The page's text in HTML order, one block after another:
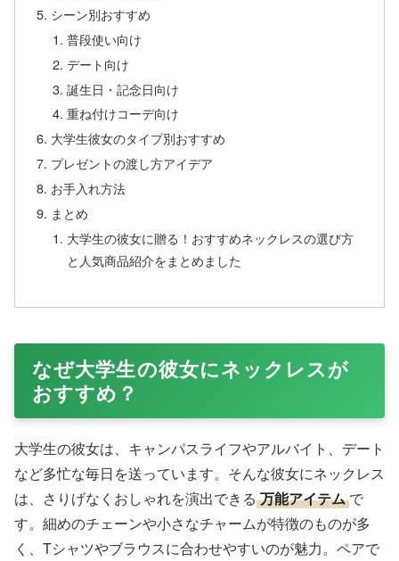
シーン別おすすめ
普段使い向け
デート向け
誕生日・記念日向け
重ね付けコーデ向け
大学生彼女のタイプ別おすすめ
プレゼントの渡し方アイデア
お手入れ方法
まとめ
大学生の彼女に贈る！おすすめネックレスの選び方
と人気商品紹介をまとめました
なぜ大学生の彼女にネックレスが
おすすめ？
大学生の彼女は、キャンパスライフやアルバイト、デート
など多忙な毎日を送っています。そんな彼女にネックレス
は、さりげなくおしゃれを演出できる 万能アイテム で
す。細めのチェーンや小さなチャームが特徴のものが多
く、Tシャツやブラウスに合わせやすいのが魅力。ペアで